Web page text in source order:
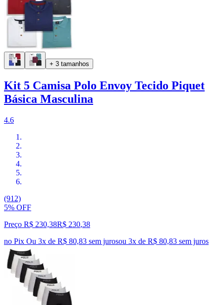
+ 3 tamanhos
Kit 5 Camisa Polo Envoy Tecido Piquet
Básica Masculina
4.6
(912)
5% OFF
Preço R$ 230,38R$ 230,38
no Pix Ou 3x de R$ 80,83 sem jurosou 3x de R$ 80,83 sem juros